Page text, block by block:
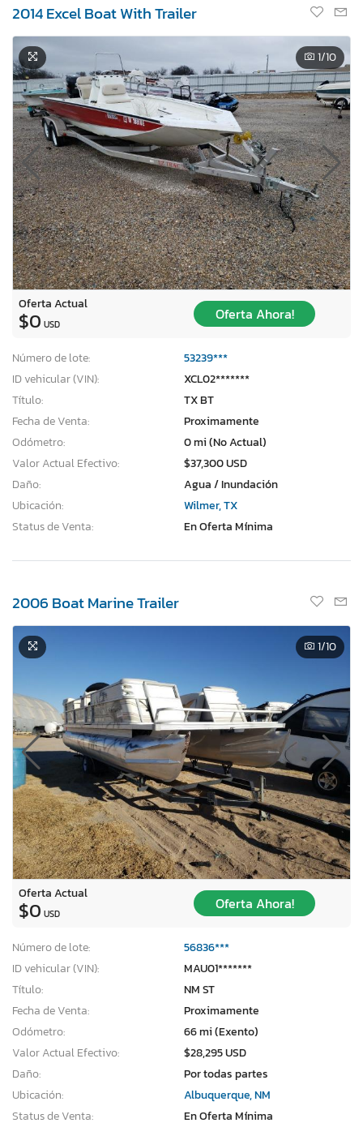
2014 Excel Boat With Trailer
1/10
Oferta Actual
$0 USD
Oferta Ahora!
Número de lote:
53239***
ID vehicular (VIN):
XCL02*******
Título:
TX BT
Fecha de Venta:
Proximamente
Odómetro:
0 mi (No Actual)
Valor Actual Efectivo:
$37,300 USD
Daño:
Agua / Inundación
Ubicación:
Wilmer, TX
Status de Venta:
En Oferta Mínima
2006 Boat Marine Trailer
1/10
Oferta Actual
$0 USD
Oferta Ahora!
Número de lote:
56836***
ID vehicular (VIN):
MAU01*******
Título:
NM ST
Fecha de Venta:
Proximamente
Odómetro:
66 mi (Exento)
Valor Actual Efectivo:
$28,295 USD
Daño:
Por todas partes
Ubicación:
Albuquerque, NM
Status de Venta:
En Oferta Mínima